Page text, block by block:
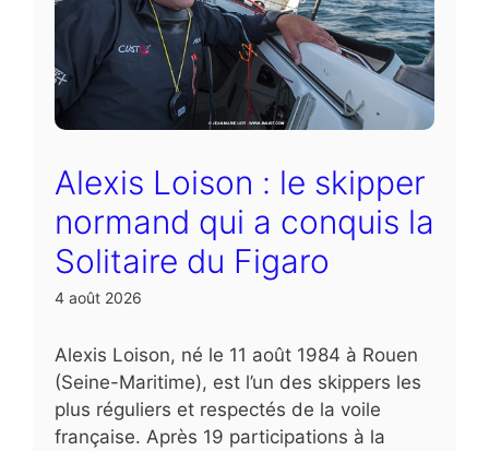
Alexis Loison : le skipper
normand qui a conquis la
Solitaire du Figaro
4 août 2026
Alexis Loison, né le 11 août 1984 à Rouen
(Seine-Maritime), est l’un des skippers les
plus réguliers et respectés de la voile
française. Après 19 participations à la